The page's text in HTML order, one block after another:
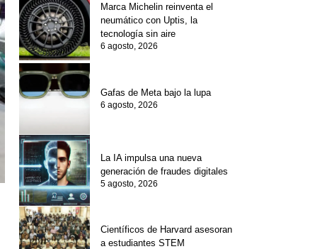
Marca Michelin reinventa el
neumático con Uptis, la
tecnología sin aire
6 agosto, 2026
Gafas de Meta bajo la lupa
6 agosto, 2026
La IA impulsa una nueva
generación de fraudes digitales
5 agosto, 2026
Científicos de Harvard asesoran
a estudiantes STEM